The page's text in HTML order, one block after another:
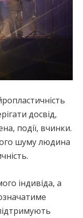
досвід,
події, вчинки.
шуму людина
індивіда, а